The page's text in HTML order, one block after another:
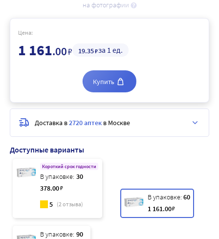
на фотографии
Доступные варианты
Короткий срок годности
В упаковке: 30
378.00₽
5 (2отзыва)
В упаковке: 60
1 161.00₽
В упаковке: 90
Цена:
1 161.00₽ 19.35₽за 1 ед.
Купить
Доставка в2720 аптек в Москве